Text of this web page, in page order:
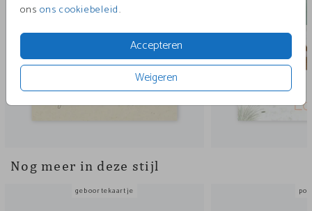
onsons cookiebeleid.
Accepteren
Weigeren
Nog meer in deze stijl
geboortekaartje